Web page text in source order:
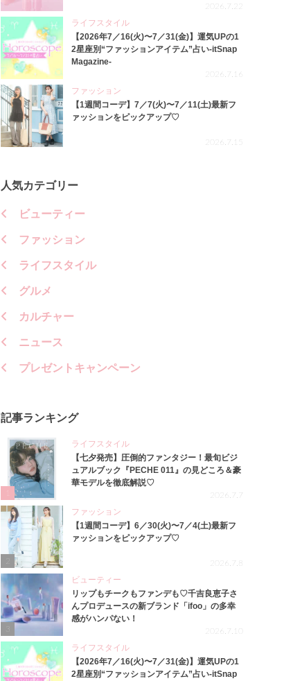
2026.7.22
ライフスタイル
【2026年7／16(火)〜7／31(金)】運気UPの1
2星座別“ファッションアイテム”占い-itSnap
Magazine-
2026.7.16
ファッション
【1週間コーデ】7／7(火)〜7／11(土)最新フ
ァッションをピックアップ♡
2026.7.15
人気カテゴリー
ビューティー
ファッション
ライフスタイル
グルメ
カルチャー
ニュース
プレゼントキャンペーン
記事ランキング
ライフスタイル
【七夕発売】圧倒的ファンタジー！最旬ビジ
ュアルブック『PECHE 011』の見どころ＆豪
華モデルを徹底解説♡
2026.7.7
ファッション
【1週間コーデ】6／30(火)〜7／4(土)最新フ
ァッションをピックアップ♡
2026.7.8
3
ビューティー
リップもチークもファンデも♡千吉良恵子さ
んプロデュースの新ブランド「ifoo」の多幸
感がハンパない！
2026.7.10
ライフスタイル
【2026年7／16(火)〜7／31(金)】運気UPの1
2星座別“ファッションアイテム”占い-itSnap